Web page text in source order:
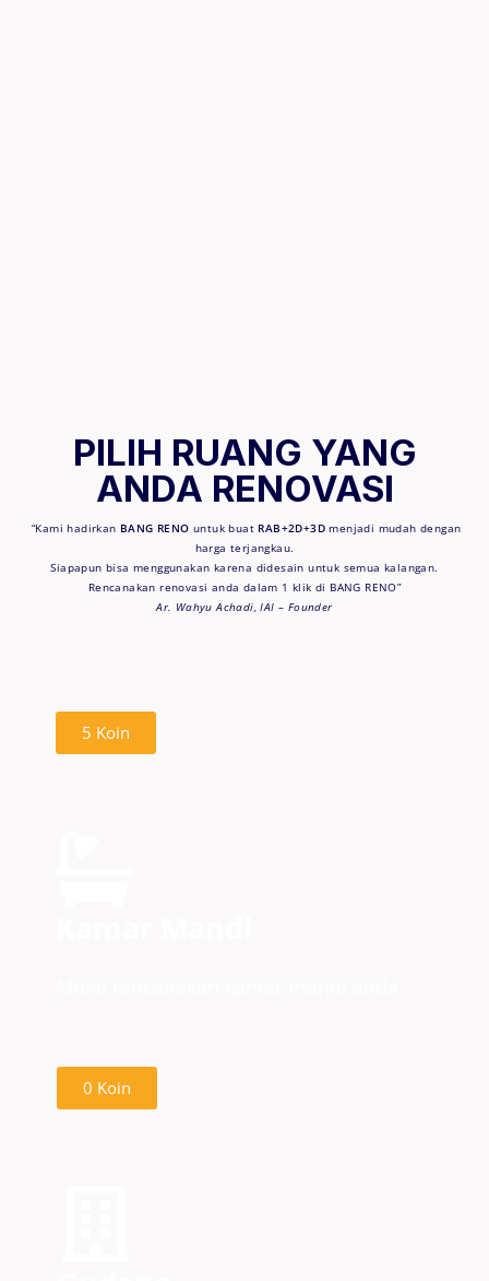
PILIH RUANG YANG
ANDA RENOVASI
“Kami hadirkan BANG RENO untuk buat RAB+2D+3D menjadi mudah dengan
harga terjangkau.
Siapapun bisa menggunakan karena didesain untuk semua kalangan.
Rencanakan renovasi anda dalam 1 klik di BANG RENO”
Ar. Wahyu Achadi, IAI – Founder
5 Koin
0 Koin